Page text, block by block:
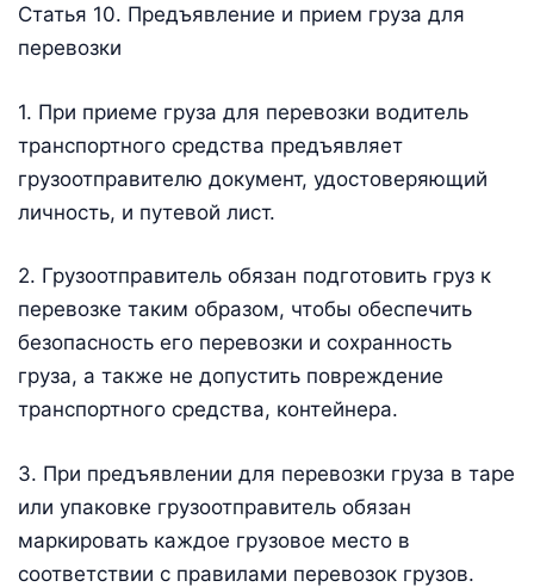
Статья 10. Предъявление и прием груза для
перевозки
1. При приеме груза для перевозки водитель
транспортного средства предъявляет
грузоотправителю документ, удостоверяющий
личность, и путевой лист.
2. Грузоотправитель обязан подготовить груз к
перевозке таким образом, чтобы обеспечить
безопасность его перевозки и сохранность
груза, а также не допустить повреждение
транспортного средства, контейнера.
3. При предъявлении для перевозки груза в таре
или упаковке грузоотправитель обязан
маркировать каждое грузовое место в
соответствии с правилами перевозок грузов.